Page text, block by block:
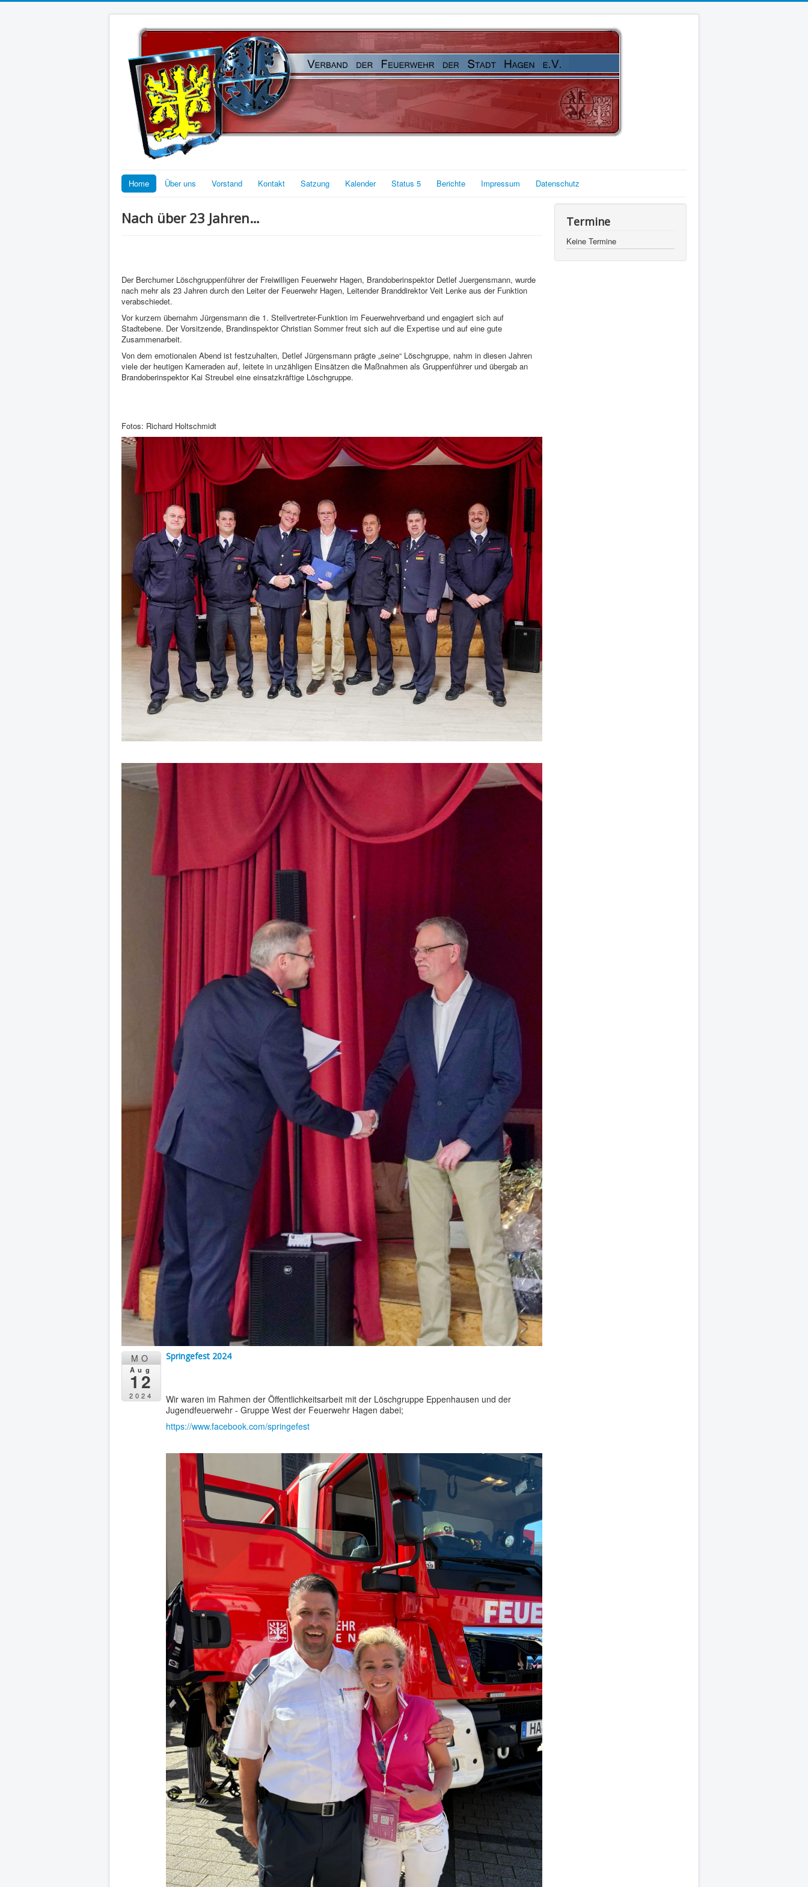
Home Über uns Vorstand Kontakt Satzung Kalender Status 5 Berichte Impressum Datenschutz
Nach über 23 Jahren…
Der Berchumer Löschgruppenführer der Freiwilligen Feuerwehr Hagen, Brandoberinspektor Detlef Juergensmann, wurde
nach mehr als 23 Jahren durch den Leiter der Feuerwehr Hagen, Leitender Branddirektor Veit Lenke aus der Funktion
verabschiedet.
Vor kurzem übernahm Jürgensmann die 1. Stellvertreter-Funktion im Feuerwehrverband und engagiert sich auf
Stadtebene. Der Vorsitzende, Brandinspektor Christian Sommer freut sich auf die Expertise und auf eine gute
Zusammenarbeit.
Von dem emotionalen Abend ist festzuhalten, Detlef Jürgensmann prägte „seine“ Löschgruppe, nahm in diesen Jahren
viele der heutigen Kameraden auf, leitete in unzähligen Einsätzen die Maßnahmen als Gruppenführer und übergab an
Brandoberinspektor Kai Streubel eine einsatzkräftige Löschgruppe.
Fotos: Richard Holtschmidt
MO
Aug
12
2024
Springefest 2024
Wir waren im Rahmen der Öffentlichkeitsarbeit mit der Löschgruppe Eppenhausen und der
Jugendfeuerwehr - Gruppe West der Feuerwehr Hagen dabei;
https://www.facebook.com/springefest
Termine
Keine Termine